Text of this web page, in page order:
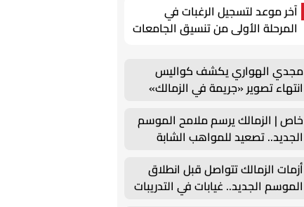
آخر موعد لتسجيل الرغبات في
المرحلة الأولى من تنسيق الجامعات
مجدي الهواري يكشف كواليس
انتهاء تصوير «جريمة في الزمالك»
خاص | الزمالك يرسم ملامح الموسم
الجديد.. تصعيد للمواهب الشابة
أزمات الزمالك تتواصل قبل انطلاق
الموسم الجديد.. غيابات في التدريبات